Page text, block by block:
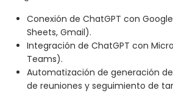
Conexión de ChatGPT con
Sheets, Gmail).
Integración de ChatGPT con
Teams).
Automatización de generación
de reuniones y seguimiento de